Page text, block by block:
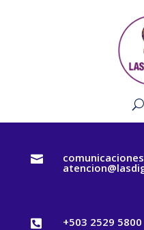

 +503 2529 5800